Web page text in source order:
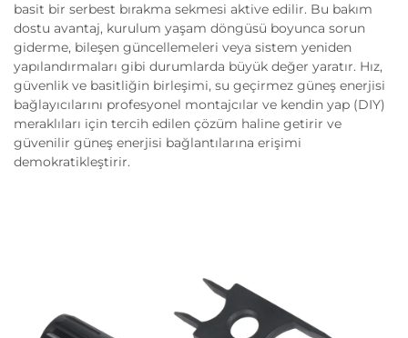
basit bir serbest bırakma sekmesi aktive edilir. Bu bakım
dostu avantaj, kurulum yaşam döngüsü boyunca sorun
giderme, bileşen güncellemeleri veya sistem yeniden
yapılandırmaları gibi durumlarda büyük değer yaratır. Hız,
güvenlik ve basitliğin birleşimi, su geçirmez güneş enerjisi
bağlayıcılarını profesyonel montajcılar ve kendin yap (DIY)
meraklıları için tercih edilen çözüm haline getirir ve
güvenilir güneş enerjisi bağlantılarına erişimi
demokratikleştirir.